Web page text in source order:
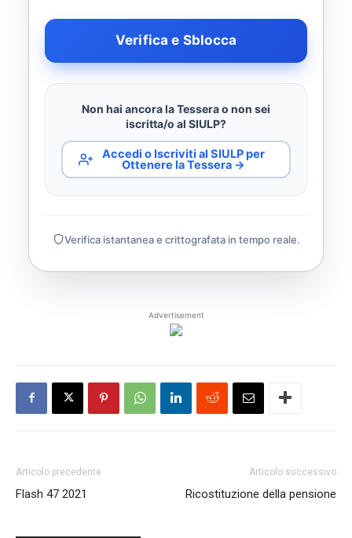
Verifica e Sblocca
Non hai ancora la Tessera o non sei
iscritta/o al SIULP?
Accedi o Iscriviti al SIULP per
Ottenere la Tessera →
Verifica istantanea e crittografata in tempo reale.
Advertisement
Articolo precedente
Flash 47 2021
Articolo successivo
Ricostituzione della pensione